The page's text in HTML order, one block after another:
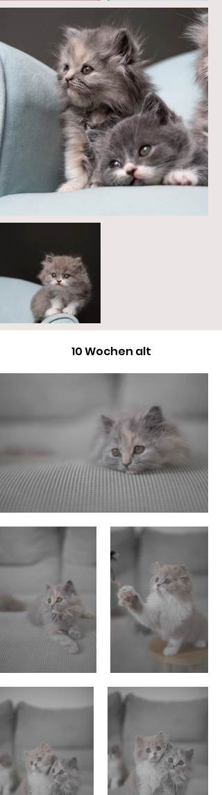
10 Wochen alt